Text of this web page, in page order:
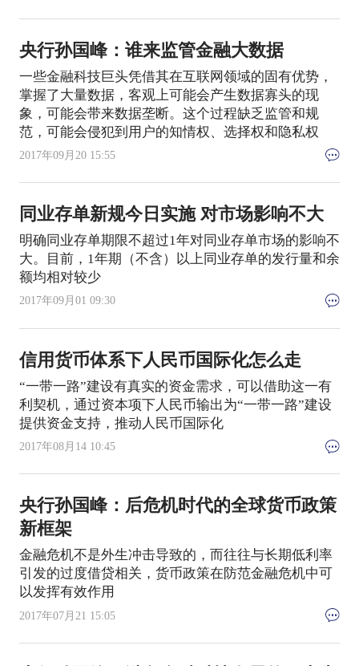
央行孙国峰：谁来监管金融大数据
一些金融科技巨头凭借其在互联网领域的固有优势，
掌握了大量数据，客观上可能会产生数据寡头的现
象，可能会带来数据垄断。这个过程缺乏监管和规
范，可能会侵犯到用户的知情权、选择权和隐私权
2017年09月20 15:55
同业存单新规今日实施 对市场影响不大
明确同业存单期限不超过1年对同业存单市场的影响不
大。目前，1年期（不含）以上同业存单的发行量和余
额均相对较少
2017年09月01 09:30
信用货币体系下人民币国际化怎么走
“一带一路”建设有真实的资金需求，可以借助这一有
利契机，通过资本项下人民币输出为“一带一路”建设
提供资金支持，推动人民币国际化
2017年08月14 10:45
央行孙国峰：后危机时代的全球货币政策
新框架
金融危机不是外生冲击导致的，而往往与长期低利率
引发的过度借贷相关，货币政策在防范金融危机中可
以发挥有效作用
2017年07月21 15:05